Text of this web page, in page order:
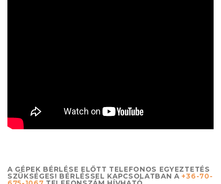
A GÉPEK BÉRLÉSE ELŐTT TELEFONOS EGYEZTETÉS
SZÜKSÉGES! BÉRLÉSSEL KAPCSOLATBAN A+36-70-